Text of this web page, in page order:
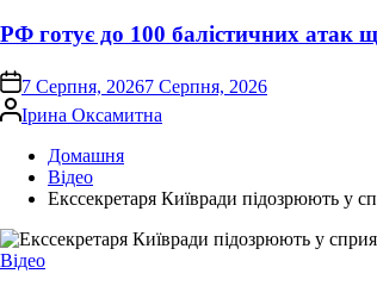
РФ готує до 100 балістичних атак
on 7 Серпня, 20267 Серпня, 2026
Опубліковано
Ірина Оксамитна
Домашня
Відео
Екссекретаря Київради підозрюють у
Опублікувати
Відео